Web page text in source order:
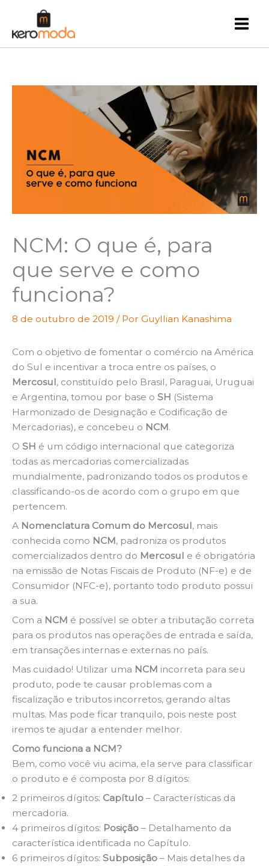
conteúdo
NCM: O que é, para
que serve e como
funciona?
8 de outubro de 2019 / Por Guyllian Kanashima
Com o objetivo de fomentar o comércio na América
do Sul e incentivar a troca entre os países, o
Mercosul, constituído pelo Brasil, Paraguai, Uruguai
e Argentina, tomou por base o SH (Sistema
Harmonizado de Designação e Codificação de
Mercadorias), e concebeu o NCM.
O SH é um código internacional que categoriza
todas as mercadorias comercializadas
mundialmente, padronizando todos os produtos e
classificando-os de acordo com o grupo em que
pertencem.
A Nomenclatura Comum do Mercosul, mais
conhecida como NCM, padroniza os produtos
comercializados dentro do Mercosul e é obrigatória
na emissão de Notas Fiscais de Produto (NF-e) e de
Consumidor (NFC-e), portanto todo produto possui
a sua.
Com a NCM é possível se obter a tributação correta
para os produtos nas operações de entrada e saída,
em transações internas e externas no país.
Mas cuidado! Utilizar uma NCM incorreta para seu
produto, pode te causar problemas com a
fiscalização e tributos incorretos, gerando altas
multas. Mas pode ficar tranquilo, pois neste post
iremos te ajudar a entender melhor.
Como funciona a NCM?
Bem, como você viu acima, ela serve para classificar
o produto e é composta por 8 dígitos:
2 primeiros dígitos: Capítulo – Características da
mercadoria.
4 primeiros dígitos: Posição – Detalhamento da
característica identificada no Capítulo.
6 primeiros dígitos: Subposição – Mais detalhes da